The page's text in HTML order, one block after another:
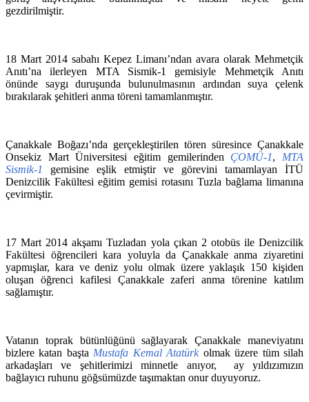
gezdirilmiştir.
18 Mart 2014 sabahı Kepez Limanı’ndan avara olarak Mehmetçik
Anıtı’na ilerleyen MTA Sismik-1 gemisiyle Mehmetçik Anıtı
önünde saygı duruşunda bulunulmasının ardından suya çelenk
bırakılarak şehitleri anma töreni tamamlanmıştır.
Çanakkale Boğazı’nda gerçekleştirilen tören süresince Çanakkale
Onsekiz Mart Üniversitesi eğitim gemilerinden ÇOMÜ-1, MTA
Sismik-1
gemisine eşlik etmiştir ve görevini tamamlayan İTÜ
Denizcilik Fakültesi eğitim gemisi rotasını Tuzla bağlama limanına
çevirmiştir.
17 Mart 2014 akşamı Tuzladan yola çıkan 2 otobüs ile Denizcilik
Fakültesi öğrencileri kara yoluyla da Çanakkale anma ziyaretini
yapmışlar, kara ve deniz yolu olmak üzere yaklaşık 150 kişiden
oluşan öğrenci kafilesi Çanakkale zaferi anma törenine katılım
sağlamıştır.
Vatanın toprak bütünlüğünü sağlayarak Çanakkale maneviyatını
bizlere katan başta Mustafa Kemal Atatürkolmak üzere tüm silah
arkadaşları ve şehitlerimizi minnetle anıyor, ay yıldızımızın
bağlayıcı ruhunu göğsümüzde taşımaktan onur duyuyoruz.